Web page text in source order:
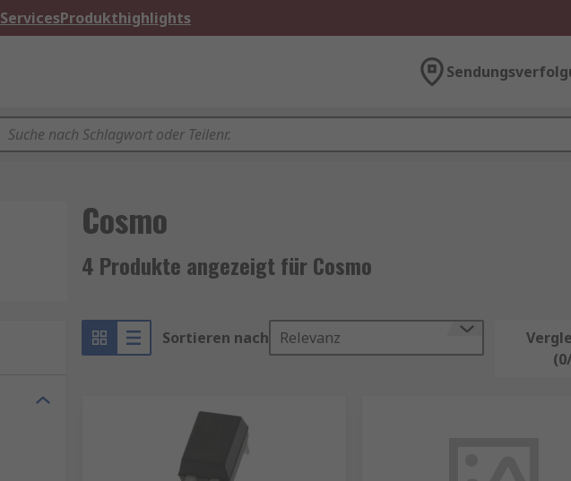
ServicesProdukthighlights
Cosmo
4 Produkte angezeigt für Cosmo
Sortieren nach Relevanz